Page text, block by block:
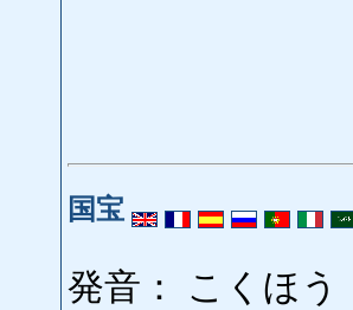
国宝
発音： こくほう